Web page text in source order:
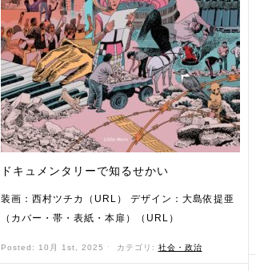
ドキュメンタリーで知るせかい
装画：西村ツチカ（URL） デザイン：大島依提亜
（カバー・帯・表紙・本扉）（URL）
Posted: 10月 1st, 2025 ˑ カテゴリ: 社会・政治